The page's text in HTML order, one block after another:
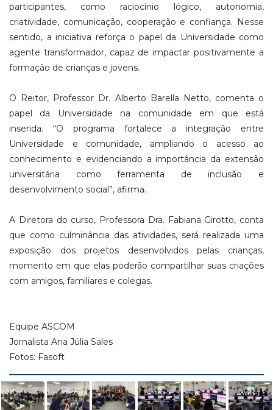
participantes, como raciocínio lógico, autonomia,
criatividade, comunicação, cooperação e confiança. Nesse
sentido, a iniciativa reforça o papel da Universidade como
agente transformador, capaz de impactar positivamente a
formação de crianças e jovens.
O Reitor, Professor Dr. Alberto Barella Netto, comenta o
papel da Universidade na comunidade em que está
inserida. “O programa fortalece a integração entre
Universidade e comunidade, ampliando o acesso ao
conhecimento e evidenciando a importância da extensão
universitária como ferramenta de inclusão e
desenvolvimento social”, afirma.
A Diretora do curso, Professora Dra. Fabiana Girotto, conta
que como culminância das atividades, será realizada uma
exposição dos projetos desenvolvidos pelas crianças,
momento em que elas poderão compartilhar suas criações
com amigos, familiares e colegas.
Equipe ASCOM
Jornalista Ana Júlia Sales
Fotos: Fasoft